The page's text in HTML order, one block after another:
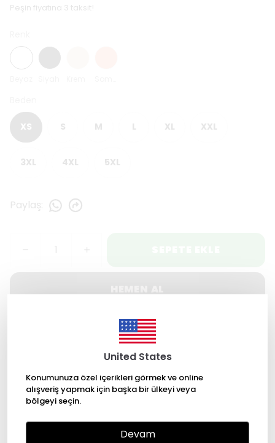
United States
Konumunuza özel içerikleri görmek ve online
alışveriş yapmak için başka bir ülkeyi veya
bölgeyi seçin.
Devam
Peşin fiyatına 3 taksit!
XS S M L XL XXL
3XL 4XL 5XL
Paylaş
WHATSAPP
500 TL üzeri Ücretsiz kargo
14 gün içinde iade değişim